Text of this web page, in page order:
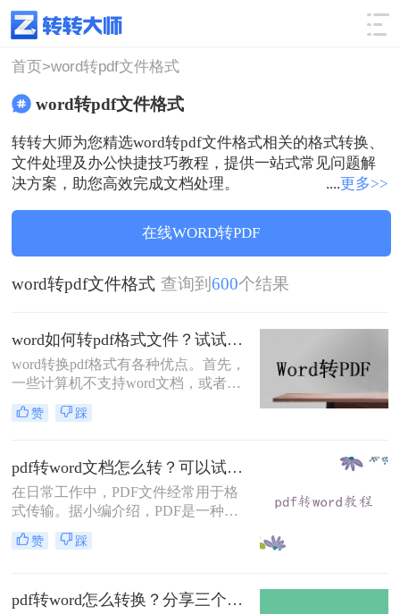
使用技巧 筛选
首页>word转pdf文件格式
word转pdf文件格式
转转大师为您精选word转pdf文件格式相关的格式转换、
文件处理及办公快捷技巧教程，提供一站式常见问题解
决方案，助您高效完成文档处理。
....更多>>
在线WORD转PDF
word转pdf文件格式 查询到600个结果
word如何转pdf格式文件？试试这四个方法！
word转换pdf格式有各种优点。首先，
一些计算机不支持word文档，或者只
支持部分word格式。例如，它们只支
持doc而不支持docx。转换成pdf后，
印时，pdf格式不会改变，但由于计算
机的不同，word往往会改变，但是pdf
格式更加稳定。所以我们可以考虑将
word转pdf格式文件，那么word如何
转pdf格式文件呢？下面就来看看吧。
赞 踩
pdf转word文档怎么转？可以试试这四个方法！
在日常工作中，PDF文件经常用于格
式传输。据小编介绍，PDF是一种与
应用程序、操作系统和硬件无关的便
携式文档格式。PDF文件可以保证准
公文件传输中。然而，PDF文件的编
赞 踩
pdf转word怎么转换？分享三个简单的方法！